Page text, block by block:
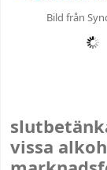
Bild från
vissa